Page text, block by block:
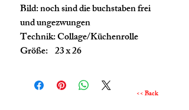
Bild: noch sind die buchstaben frei
und ungezwungen
Technik: Collage/Küchenrolle
Größe: 23 x 26
<< Back